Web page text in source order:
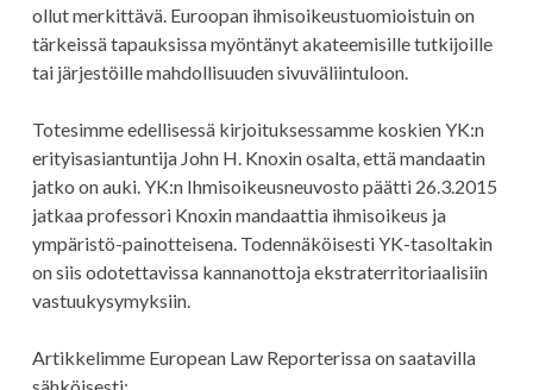
ollut merkittävä. Euroopan ihmisoikeustuomioistuin on
tärkeissä tapauksissa myöntänyt akateemisille tutkijoille
tai järjestöille mahdollisuuden sivuväliintuloon.
Totesimme edellisessä kirjoituksessamme koskien YK:n
erityisasiantuntija John H. Knoxin osalta, että mandaatin
jatko on auki. YK:n Ihmisoikeusneuvosto päätti 26.3.2015
jatkaa professori Knoxin mandaattia ihmisoikeus ja
ympäristö-painotteisena. Todennäköisesti YK-tasoltakin
on siis odotettavissa kannanottoja ekstraterritoriaalisiin
vastuukysymyksiin.
Artikkelimme European Law Reporterissa on saatavilla